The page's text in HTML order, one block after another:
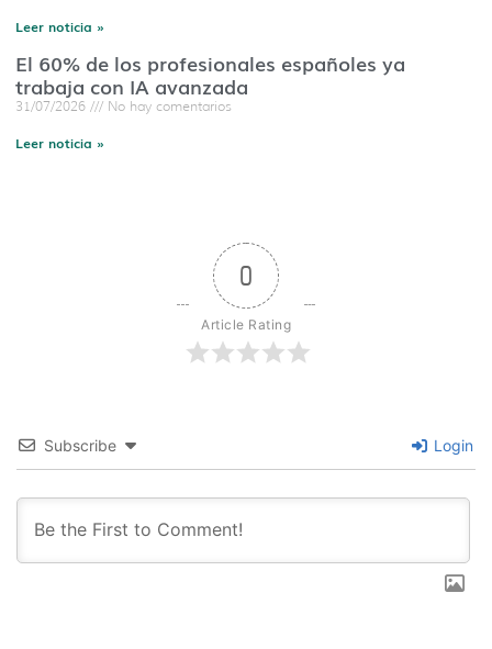
Leer noticia »
El 60% de los profesionales españoles ya
trabaja con IA avanzada
31/07/2026 No hay comentarios
Leer noticia »
0
Article Rating
Subscribe Login